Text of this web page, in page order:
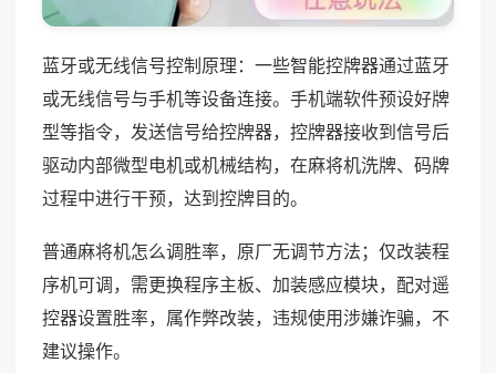
蓝牙或无线信号控制原理：一些智能控牌器通过蓝牙
或无线信号与手机等设备连接。手机端软件预设好牌
型等指令，发送信号给控牌器，控牌器接收到信号后
驱动内部微型电机或机械结构，在麻将机洗牌、码牌
过程中进行干预，达到控牌目的。
普通麻将机怎么调胜率，原厂无调节方法；仅改装程
序机可调，需更换程序主板、加装感应模块，配对遥
控器设置胜率，属作弊改装，违规使用涉嫌诈骗，不
建议操作。